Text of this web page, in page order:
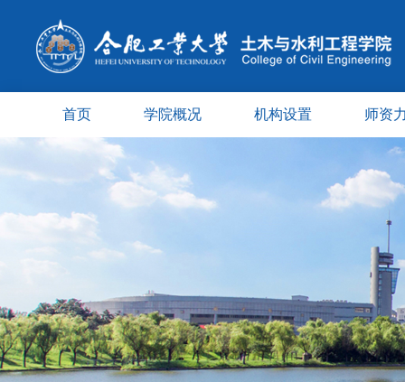
首页 学院概况 机构设置 师资